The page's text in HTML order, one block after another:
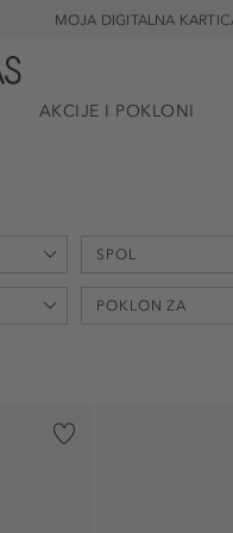
MOJA DIGITALNA
AKCIJE I POKLONI
SPOL
POKLON ZA